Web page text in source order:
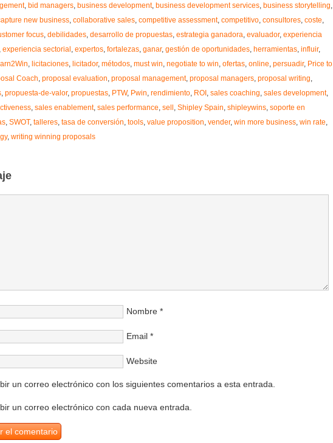
, bid managers, business development, business development services, business storytelling,
new business, collaborative sales, competitive assessment, competitivo, consultores, coste,
focus, debilidades, desarrollo de propuestas, estrategia ganadora, evaluador, experiencia
, experiencia sectorial , expertos, fortalezas, ganar, gestión de oportunidades, herramientas, influir,
, licitaciones, licitador, métodos, must win, negotiate to win, ofertas, online, persuadir, Price to
Coach, proposal evaluation, proposal management, proposal managers, proposal writing,
, propuesta-de-valor, propuestas, PTW, Pwin, rendimiento, ROI , sales coaching, sales development,
, sales enablement, sales performance, sell , Shipley Spain, shipleywins, soporte en
, SWOT, talleres, tasa de conversión, tools, value proposition, vender, win more business, win rate,
, writing winning proposals
Nombre *
Email *
Website
un correo electrónico con los siguientes comentarios a esta entrada.
un correo electrónico con cada nueva entrada.